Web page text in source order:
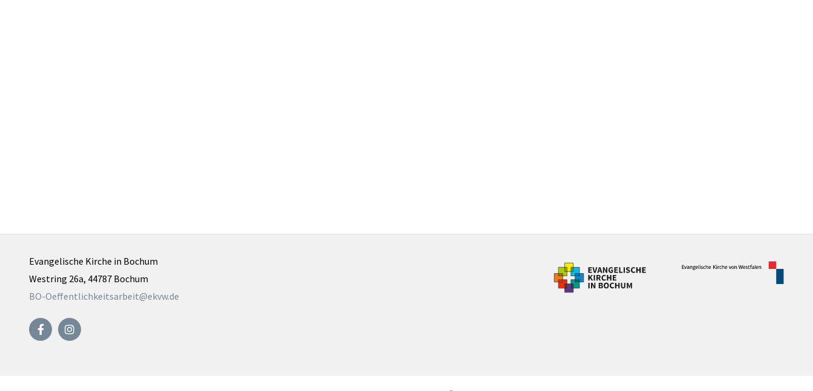
Evangelische Kirche in Bochum
Westring 26a, 44787 Bochum
BO-Oeffentlichkeitsarbeit@ekvw.de